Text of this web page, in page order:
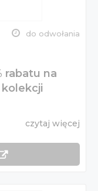
do odwołania
rabatu na
czytaj więcej